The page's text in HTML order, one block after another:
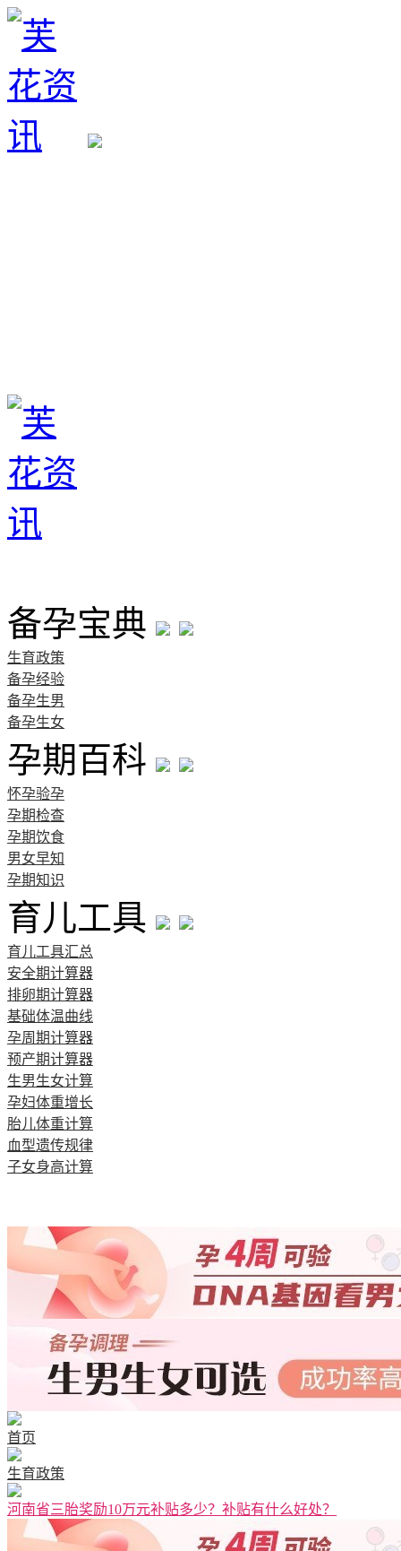
备孕宝典
生育政策
备孕经验
备孕生男
备孕生女
孕期百科
怀孕验孕
孕期检查
孕期饮食
男女早知
孕期知识
育儿工具
育儿工具汇总
安全期计算器
排卵期计算器
基础体温曲线
孕周期计算器
预产期计算器
生男生女计算
孕妇体重增长
胎儿体重计算
血型遗传规律
子女身高计算
首页
生育政策
河南省三胎奖励10万元补贴多少？补贴有什么好处？